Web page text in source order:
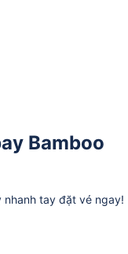
Bamboo
nhanh tay đặt vé ngay!